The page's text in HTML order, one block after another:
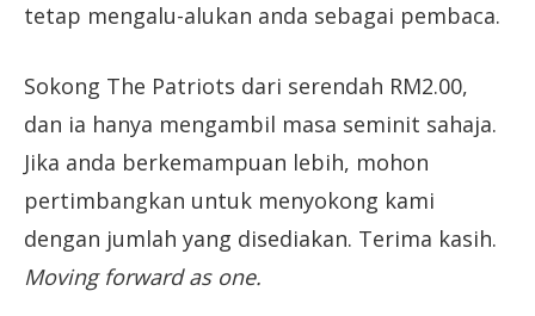
tetap mengalu-alukan anda sebagai pembaca.
Sokong The Patriots dari serendah RM2.00,
dan ia hanya mengambil masa seminit sahaja.
Jika anda berkemampuan lebih, mohon
pertimbangkan untuk menyokong kami
dengan jumlah yang disediakan. Terima kasih.
Moving forward as one.